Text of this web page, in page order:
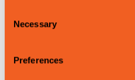
Selection
Necessary
Preferences